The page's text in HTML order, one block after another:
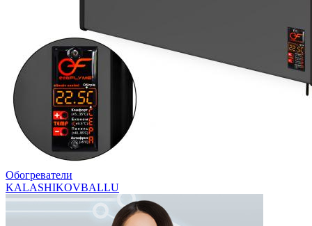
Обогреватели
KALASHIKOVBALLU